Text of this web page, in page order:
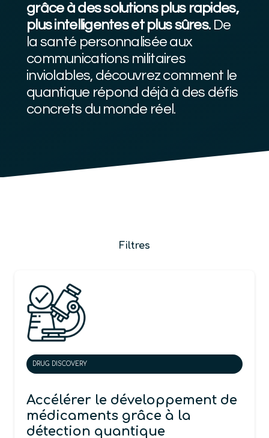
grâce à des solutions plus rapides,
plus intelligentes et plus sûres. De
la santé personnalisée aux
communications militaires
inviolables, découvrez comment le
quantique répond déjà à des défis
concrets du monde réel.
Filtres
DRUG DISCOVERY
Accélérer le développement de
médicaments grâce à la
détection quantique